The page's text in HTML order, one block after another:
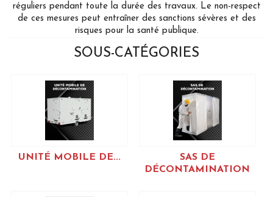
réguliers pendant toute la durée des travaux. Le non-respect
de ces mesures peut entraîner des sanctions sévères et des
risques pour la santé publique.
SOUS-CATÉGORIES
UNITÉ MOBILE DE...
SAS DE
DÉCONTAMINATION